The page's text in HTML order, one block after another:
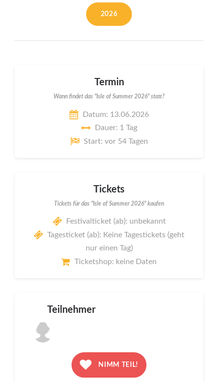
2026
Termin
Wann findet das "Isle of Summer 2026" statt?
Datum: 13.06.2026
Dauer: 1 Tag
Start: vor 54 Tagen
Tickets
Tickets für das "Isle of Summer 2026" kaufen
Festivalticket (ab): unbekannt
Tagesticket (ab): Keine Tagestickets (geht
nur einen Tag)
Ticketshop: keine Daten
Teilnehmer
NIMM TEIL!